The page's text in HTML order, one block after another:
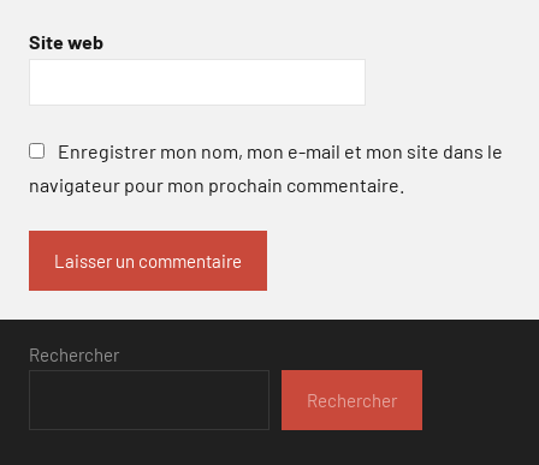
Site web
Enregistrer mon nom, mon e-mail et mon site dans le
navigateur pour mon prochain commentaire.
Rechercher
Rechercher